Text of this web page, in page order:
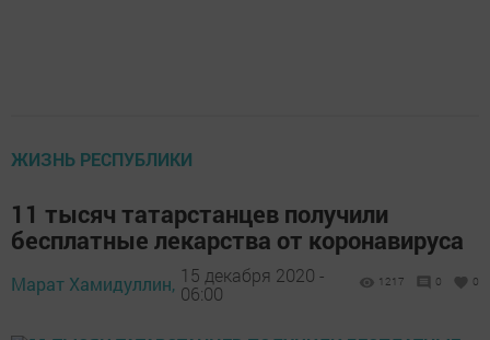
ЖИЗНЬ РЕСПУБЛИКИ
11 тысяч татарстанцев получили
бесплатные лекарства от коронавируса
Марат Хамидуллин, 15 декабря 2020 -
06:00
1217 0 0